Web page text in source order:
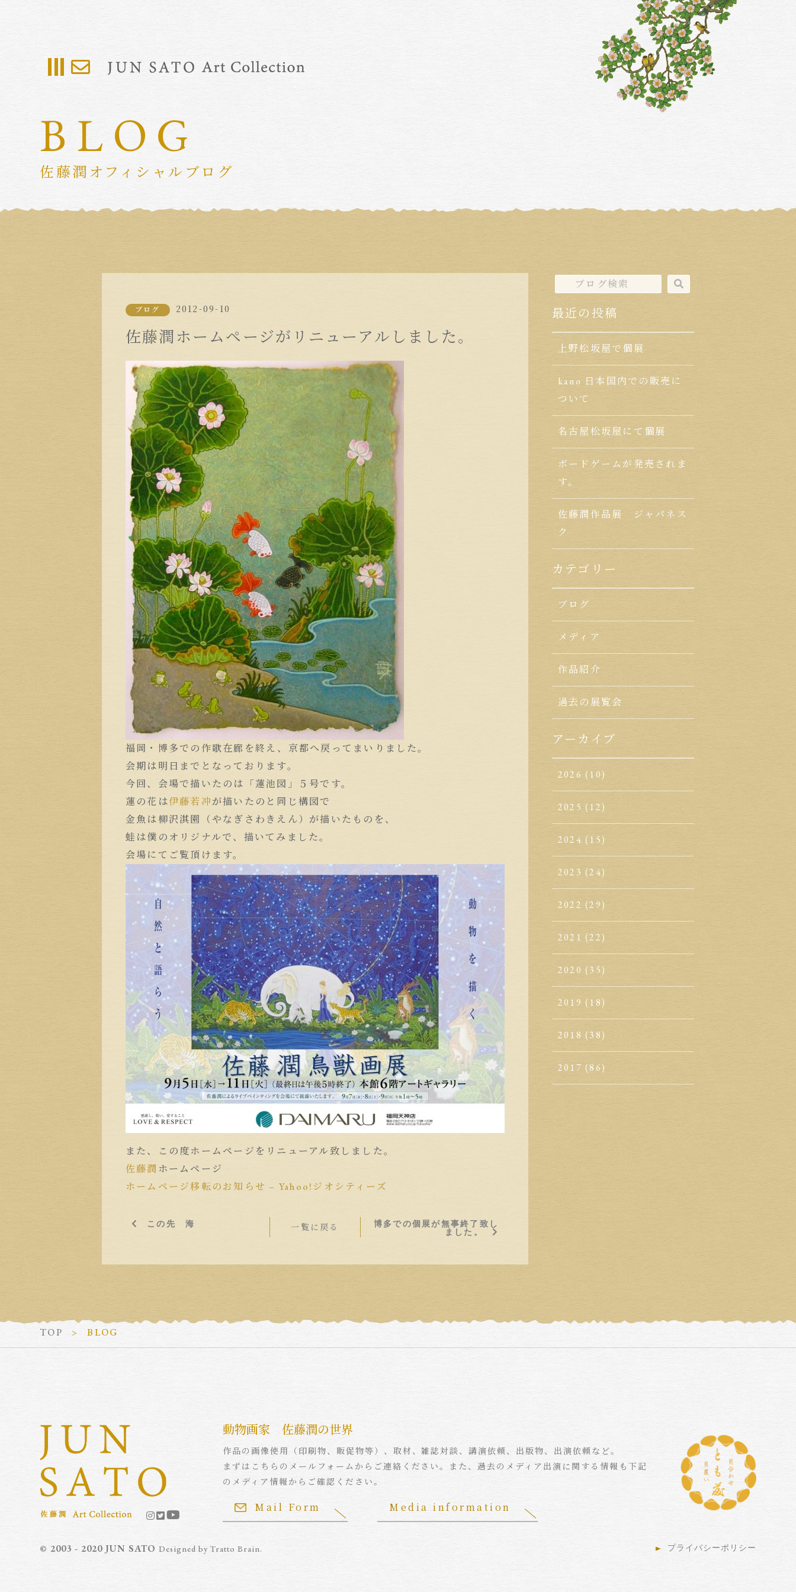
BLOG
佐藤潤オフィシャルブログ
ブログ 2012-09-10
佐藤潤ホームページがリニューアルしました。
福岡・博多での作歌在廊を終え、京都へ戻ってまいりました。
会期は明日までとなっております。
今回、会場で描いたのは「蓮池図」５号です。
蓮の花は伊藤若冲が描いたのと同じ構図で
金魚は柳沢淇園（やなぎさわきえん）が描いたものを、
蛙は僕のオリジナルで、描いてみました。
会場にてご覧頂けます。
また、この度ホームページをリニューアル致しました。
佐藤潤 ホームページ
ホームページ移転のお知らせ – Yahoo!ジオシティーズ
この先 海 一覧に戻る
博多での個展が無事終了致し
ました。
最近の投稿
上野松坂屋で個展
kano 日本国内での販売に
ついて
名古屋松坂屋にて個展
ボードゲームが発売されま
す。
佐藤潤作品展 ジャパネス
ク
カテゴリー
ブログ
メディア
作品紹介
過去の展覧会
アーカイブ
2026 (10)
2025 (12)
2024 (15)
2023 (24)
2022 (29)
2021 (22)
2020 (35)
2019 (18)
2018 (38)
2017 (86)
TOP BLOG
動物画家 佐藤潤の世界
作品の画像使用（印刷物、販促物等）、取材、雑誌対談、講演依頼、出版物、出演依頼など。
まずはこちらのメールフォームからご連絡ください。また、過去のメディア出演に関する情報も下記
のメディア情報からご確認ください。
Mail Form Media information
© 2003 - 2020 JUN SATODesigned byTratto Brain. プライバシーポリシー